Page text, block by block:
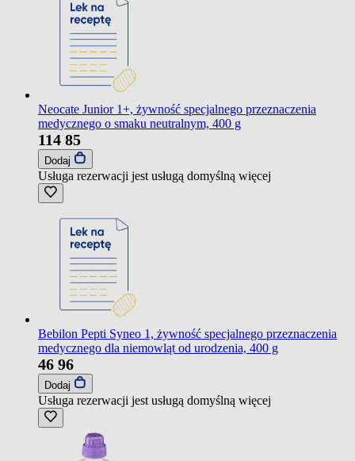
Neocate Junior 1+, żywność specjalnego przeznaczenia
medycznego o smaku neutralnym, 400 g
114 85
Dodaj
Usługa rezerwacji jest usługą domyślną więcej
Bebilon Pepti Syneo 1, żywność specjalnego przeznaczenia
medycznego dla niemowląt od urodzenia, 400 g
46 96
Dodaj
Usługa rezerwacji jest usługą domyślną więcej